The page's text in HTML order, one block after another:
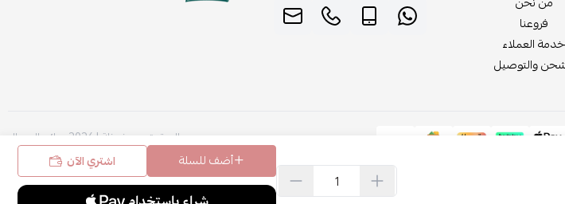
أضف للسلة اشتري الآن
فروعنا
خدمة العملاء
والتوصيل
الحقوق محفوظة | 2026 روائح الجمال